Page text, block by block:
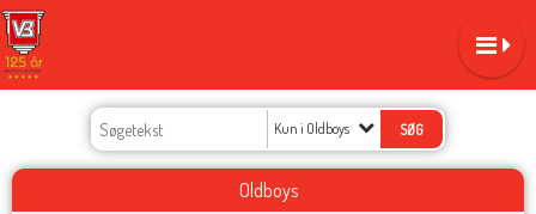
Kun i Oldboys
Oldboys